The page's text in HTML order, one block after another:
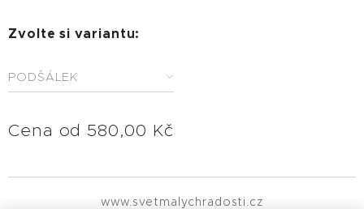
Zvolte si variantu:
PODŠÁLEK
Cena od 580,00 Kč
www.svetmalychradosti.cz